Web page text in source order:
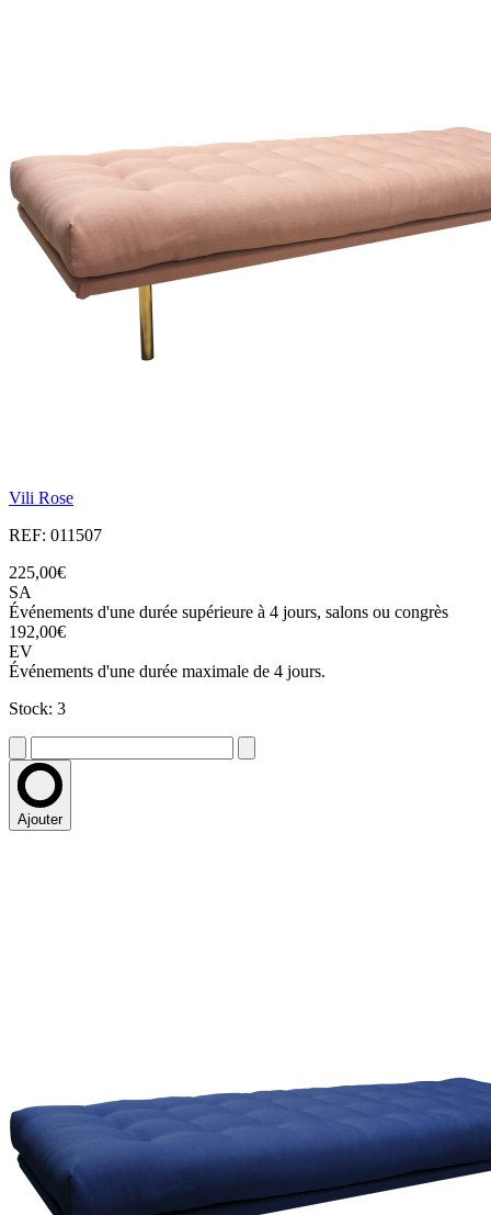
Vili Rose
REF: 011507
225,00€
SA
Événements d'une durée supérieure à 4 jours, salons ou congrès
192,00€
EV
Événements d'une durée maximale de 4 jours.
Stock: 3
Ajouter